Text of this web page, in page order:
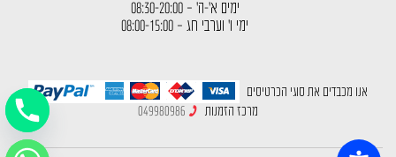
ימים א'-ה' – 08:30-20:00
ימי ו' וערבי חג – 08:00-15:00
אנו מכבדים את סוגי הכרטיסים
מרכז הזמנות